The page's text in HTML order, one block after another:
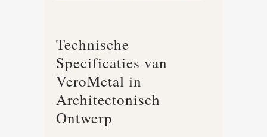
Technische
Specificaties van
VeroMetal in
Architectonisch
Ontwerp